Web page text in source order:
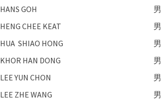
HANS GOH 男
HENG CHEE KEAT 男
HUA SHIAO HONG 男
KHOR HAN DONG 男
LEE YUN CHON 男
LEE ZHE WANG 男